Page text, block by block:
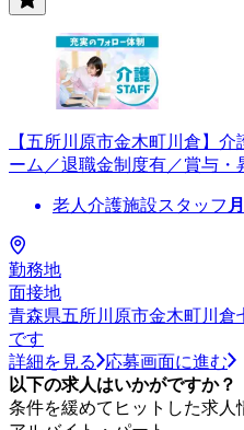
【五所川原市金木町川倉】
ーム／退職金制度有／賞与・
老人介護施設スタッフ
勤務地
面接地
青森県五所川原市金木町川
です
詳細を見る
応募画面に進む
以下の求人はいかがですか？
条件を緩めてヒットした求人